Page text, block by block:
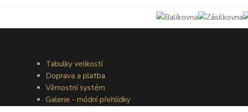
Tabulky velikostí
Doprava a platba
Věrnostní systém
Galerie - módní přehlídky